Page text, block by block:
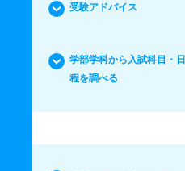
受験アドバイス
学部学科から入試科目・日
程を調べる